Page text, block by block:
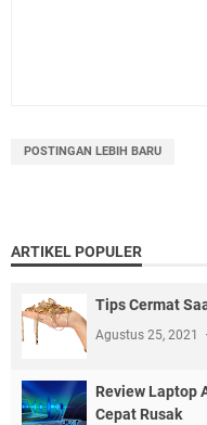
POSTINGAN LEBIH BARU
ARTIKEL POPULER
Tips Cermat
Agustus 25, 2021
Review Laptop
Cepat Rusak